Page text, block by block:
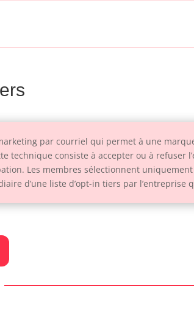
par courriel qui permet à une
technique consiste à accepter ou à refuser
Les membres sélectionnent
d’une liste d’opt-in tiers par l’entreprise